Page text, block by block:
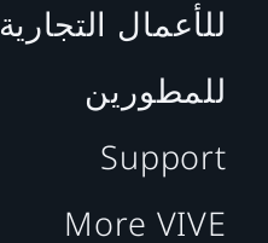
للأعمال التجارية
للمطورين
Support
More VIVE